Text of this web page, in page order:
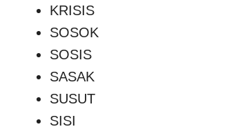
KRISIS
SOSOK
SOSIS
SASAK
SUSUT
SISI